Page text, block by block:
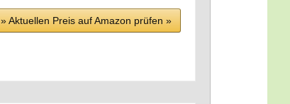
» Aktu­el­len Preis auf Ama­zon prü­fen »